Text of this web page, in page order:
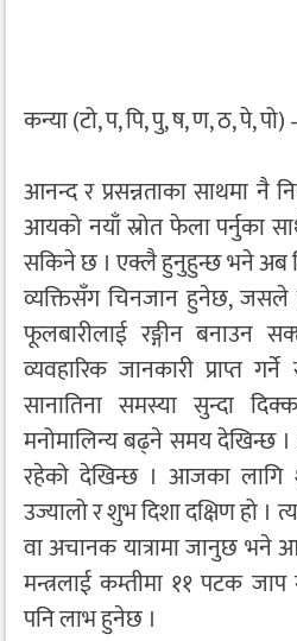
कन्या (टो, प, पि, पु, ष, ण, ठ, पे, पो)
आनन्द र प्रसन्नताका साथमा नै
आयको नयाँ स्रोत फेला पर्नुका
सकिने छ । एक्लै हुनुहुन्छ भने अब
व्यक्तिसँग चिनजान हुनेछ, जसले
फूलबारीलाई रङ्गीन बनाउन
व्यवहारिक जानकारी प्राप्त
सानातिना समस्या सुन्दा
मनोमालिन्य बढ्ने समय देखिन्छ
रहेको देखिन्छ । आजका
उज्यालो र शुभ दिशा दक्षिण हो
वा अचानक यात्रामा जानुछ
मन्त्रलाई कम्तीमा ११ पटक जाप
पनि लाभ हुनेछ ।